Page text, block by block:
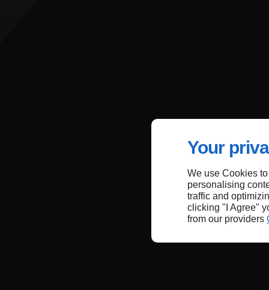
Your
We use Cookies
personalising
traffic and
clicking "I Agree"
from our providers